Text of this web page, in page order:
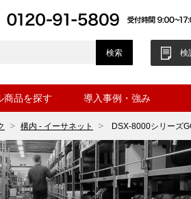
検
商品を探す 導入事例・強み
構内 - イーサネット DSX-8000シリーズ